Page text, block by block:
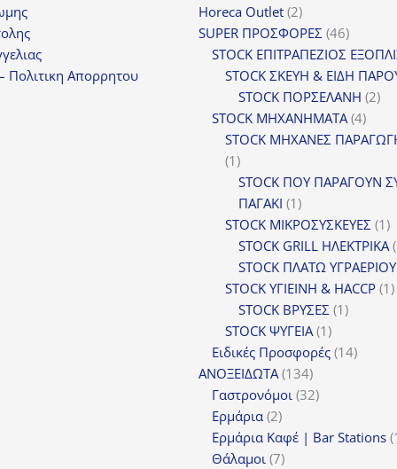
Πολιτικη Απορρητου
Horeca Outlet 22
προϊόντα
SUPER ΠΡΟΣΦΟΡΕΣ 4646
STOCK ΕΠΙΤΡΑΠΕΖΙΟΣ
STOCK ΣΚΕΥΗ & ΕΙΔΗ
STOCK ΠΟΡΣΕΛΑΝΗ 22
STOCK ΜΗΧΑΝΗΜΑΤΑ 44
STOCK ΜΗΧΑΝΕΣ
11
προϊόν
STOCK ΠΟΥ ΠΑΡΑΓΟΥΝ
ΠΑΓΑΚΙ 11
προϊόν
STOCK ΜΙΚΡΟΣΥΣΚΕΥΕΣ 11
STOCK GRILL ΗΛΕΚΤΡΙΚΑ
STOCK ΠΛΑΤΩ ΥΓΡΑΕΡΙΟΥ
STOCK ΥΓΙΕΙΝΗ & HACCP 11
STOCK ΒΡΥΣΕΣ 11
STOCK ΨΥΓΕΙΑ 11
προϊόν
Ειδικές Προσφορές 1414
ΑΝΟΞΕΙΔΩΤΑ 134134
προϊόντα
Γαστρονόμοι 3232
Ερμάρια 22
προϊόντα
Ερμάρια Καφέ | Bar Stations
Θάλαμοι 77